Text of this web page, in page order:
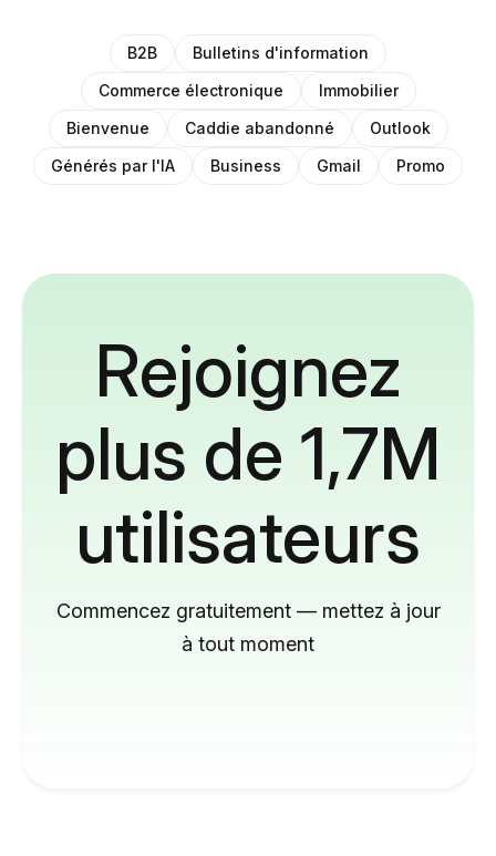
B2B
Bulletins d'information
Commerce électronique
Immobilier
Bienvenue
Caddie abandonné
Outlook
Générés par l'IA
Business Gmail Promo
Rejoignez
plus de 1,7M
utilisateurs
Commencez gratuitement — mettez à jour
à tout moment